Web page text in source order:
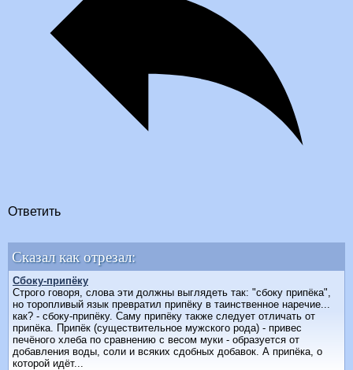
Ответить
Сказал как отрезал:
Сбоку-припёку
Строго говоря, слова эти должны выглядеть так: "сбоку припёка",
но торопливый язык превратил припёку в таинственное наречие...
как? - сбоку-припёку. Саму припёку также следует отличать от
припёка. Припёк (существительное мужского рода) - привес
печёного хлеба по сравнению с весом муки - образуется от
добавления воды, соли и всяких сдобных добавок. А припёка, о
которой идёт...